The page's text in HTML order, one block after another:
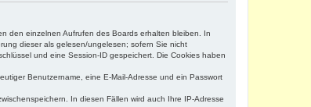
den einzelnen Aufrufen des Boards erhalten bleiben. In
dieser als gelesen/ungelesen; sofern Sie nicht
und eine Session-ID gespeichert. Die Cookies haben
Benutzername, eine E-Mail-Adresse und ein Passwort
In diesen Fällen wird auch Ihre IP-Adresse